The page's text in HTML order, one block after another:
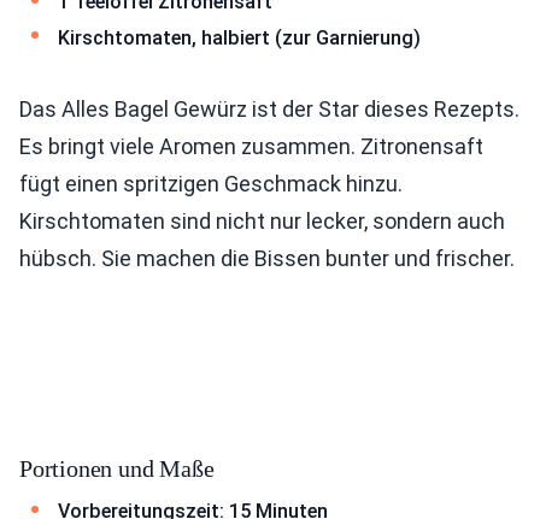
Kirschtomaten, halbiert (zur Garnierung)
Das Alles Bagel Gewürz ist der Star dieses Rezepts.
Es bringt viele Aromen zusammen. Zitronensaft
fügt einen spritzigen Geschmack hinzu.
Kirschtomaten sind nicht nur lecker, sondern auch
hübsch. Sie machen die Bissen bunter und frischer.
Portionen und Maße
Vorbereitungszeit: 15 Minuten